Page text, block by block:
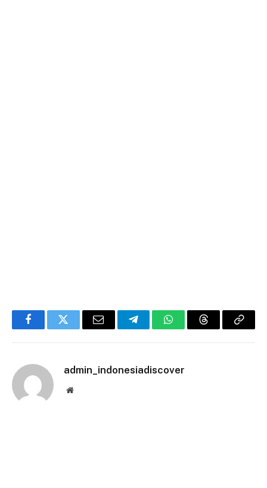
FacebookTwitter Email TelegramWhatsAppThreadsCopy
admin_indonesiadiscover
Website